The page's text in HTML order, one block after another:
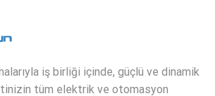
iş birliği içinde, güçlü ve dinamik
tüm elektrik ve otomasyon